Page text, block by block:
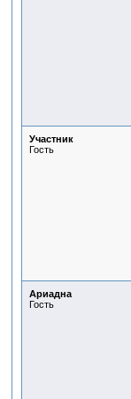
Участник
Гость
Ариадна
Гость